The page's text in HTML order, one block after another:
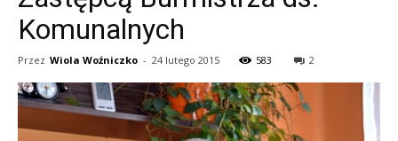
Komunalnych
Przez Wiola Woźniczko - 24 lutego 2015 583 2